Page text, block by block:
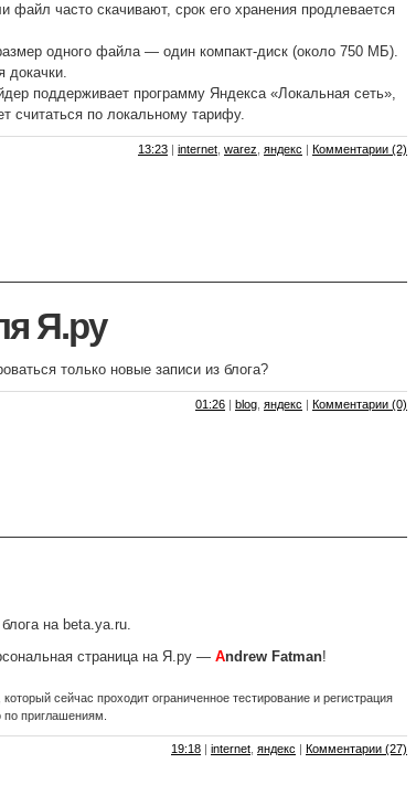
файл часто скачивают, срок его хранения продлевается
одного файла — один компакт-диск (около 750 МБ).
докачки.
поддерживает программу Яндекса «Локальная сеть»,
считаться по локальному тарифу.
13:23 | internet warez яндекс | Комментарии (2)
Я.ру
только новые записи из блога?
01:26 | blog яндекс | Комментарии (0)
на beta.ya.ru.
страница на Я.ру — Andrew Fatman!
сейчас проходит ограниченное тестирование и регистрация
по приглашениям.
19:18 | internet яндекс | Комментарии (27)